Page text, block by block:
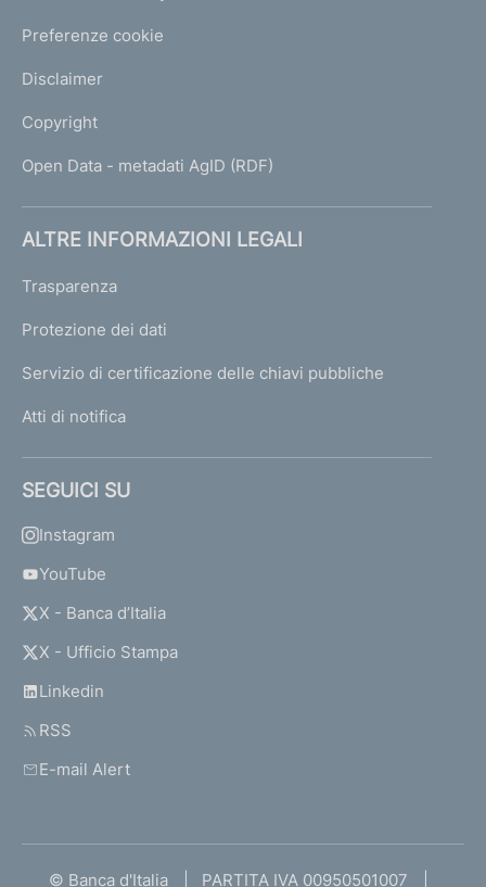
Preferenze cookie
Disclaimer
Copyright
Open Data - metadati AgID (RDF)
ALTRE INFORMAZIONI LEGALI
Trasparenza
Protezione dei dati
Servizio di certificazione delle chiavi pubbliche
Atti di notifica
SEGUICI SU
Instagram
YouTube
X - Banca d’Italia
X - Ufficio Stampa
Linkedin
RSS
E-mail Alert
© Banca d'Italia PARTITA IVA 00950501007